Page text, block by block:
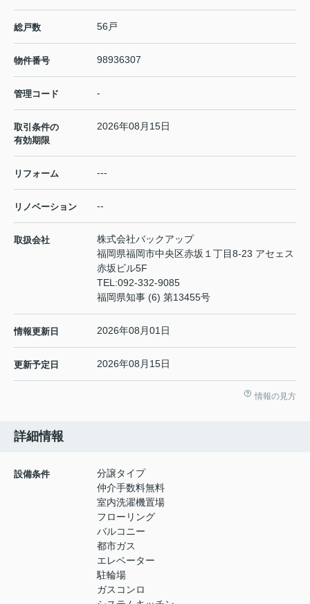
総戸数 56戸
物件番号 98936307
管理コード -
取引条件の
有効期限
2026年08月15日
リフォーム ---
リノベーション --
取扱会社
株式会社バックアップ
福岡県福岡市中央区赤坂１丁目8-23 アセェス
赤坂ビル5F
TEL:092-332-9085
福岡県知事 (6) 第13455号
情報更新日 2026年08月01日
更新予定日 2026年08月15日
情報の見方
詳細情報
設備条件
分譲タイプ
仲介手数料無料
室内洗濯機置場
フローリング
バルコニー
都市ガス
エレベーター
駐輪場
ガスコンロ